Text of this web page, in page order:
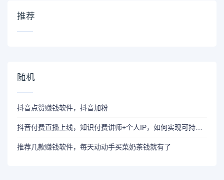
推荐
随机
抖音点赞赚钱软件，抖音加粉
推荐几款赚钱软件，每天动动手买菜奶茶钱就有了